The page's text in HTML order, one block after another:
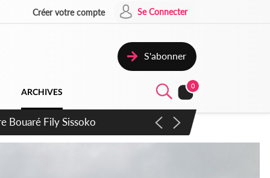
Créer votre compte Se Connecter
S'abonner
ARCHIVES
0
Dangote en juillet